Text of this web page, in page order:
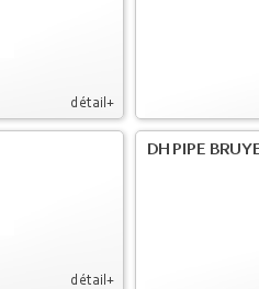
détail+
détail+
DH PIPE